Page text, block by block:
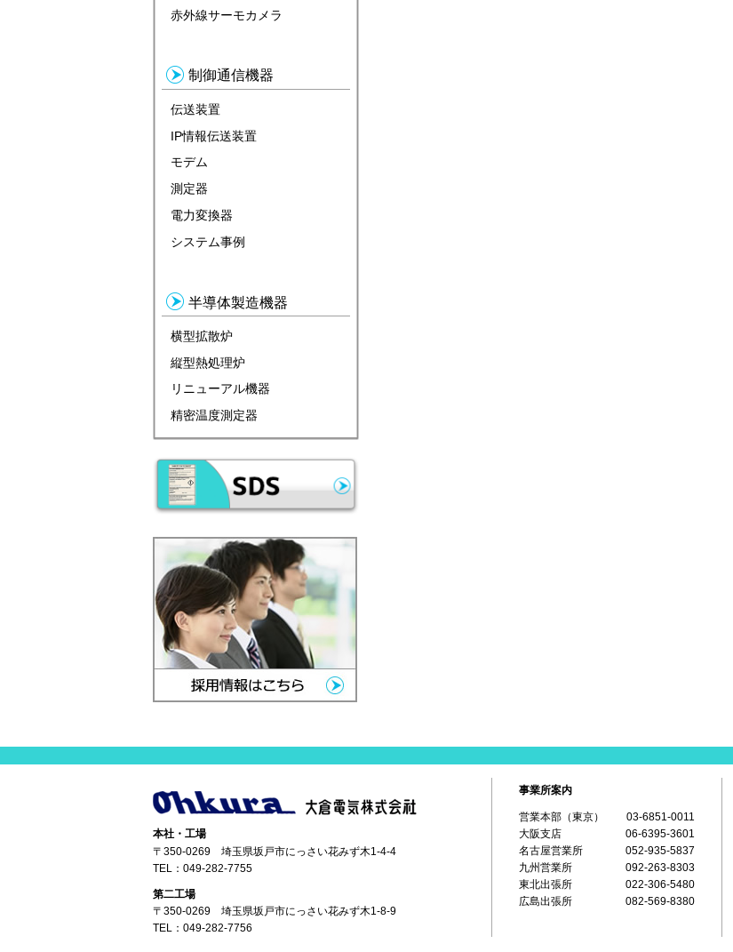
赤外線サーモカメラ
制御通信機器
伝送装置
IP情報伝送装置
モデム
測定器
電力変換器
システム事例
半導体製造機器
横型拡散炉
縦型熱処理炉
リニューアル機器
精密温度測定器
本社・工場
〒350-0269 埼玉県坂戸市にっさい花みず木1-4-4
TEL： 049-282-7755
第二工場
〒350-0269 埼玉県坂戸市にっさい花みず木1-8-9
TEL： 049-282-7756
事業所案内
営業本部（東京）
03-6851-0011
大阪支店
06-6395-3601
名古屋営業所
052-935-5837
九州営業所
092-263-8303
東北出張所
022-306-5480
広島出張所
082-569-8380